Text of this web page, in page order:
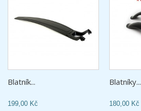
Blatník...
199,00 Kč
Blatníky...
180,00 Kč